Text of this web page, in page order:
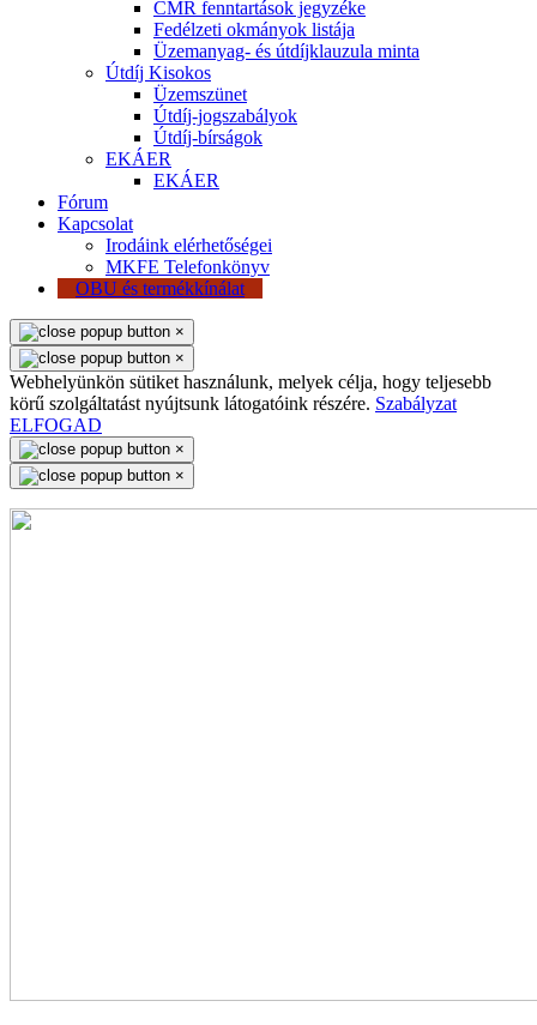
CMR fenntartások jegyzéke
Fedélzeti okmányok listája
Üzemanyag- és útdíjklauzula minta
Útdíj Kisokos
Üzemszünet
Útdíj-jogszabályok
Útdíj-bírságok
EKÁER
EKÁER
Fórum
Kapcsolat
Irodáink elérhetőségei
MKFE Telefonkönyv
OBU és termékkínálat
×
×
Webhelyünkön sütiket használunk, melyek célja, hogy teljesebb
körű szolgáltatást nyújtsunk látogatóink részére. Szabályzat
ELFOGAD
×
×